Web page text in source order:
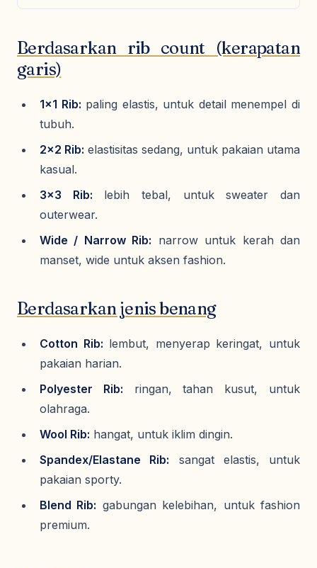
Berdasarkan rib count (kerapatan
garis)
1×1 Rib: paling elastis, untuk detail menempel di
tubuh.
2×2 Rib: elastisitas sedang, untuk pakaian utama
kasual.
3×3 Rib: lebih tebal, untuk sweater dan
outerwear.
Wide / Narrow Rib: narrow untuk kerah dan
manset, wide untuk aksen fashion.
Berdasarkan jenis benang
Cotton Rib: lembut, menyerap keringat, untuk
pakaian harian.
Polyester Rib: ringan, tahan kusut, untuk
olahraga.
Wool Rib: hangat, untuk iklim dingin.
Spandex/Elastane Rib: sangat elastis, untuk
pakaian sporty.
Blend Rib: gabungan kelebihan, untuk fashion
premium.